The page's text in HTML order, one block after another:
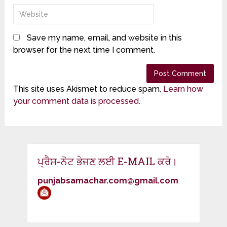
Save my name, email, and website in this
browser for the next time I comment.
This site uses Akismet to reduce spam. Learn how
your comment data is processed.
ਪ੍ਰੈਸ-ਨੋਟ ਭੇਜਣ ਲਈ E-MAIL ਕਰੋ।
punjabsamachar.com@gmail.com